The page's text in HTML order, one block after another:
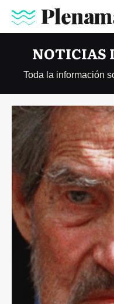
NOTICIAS
Toda la información